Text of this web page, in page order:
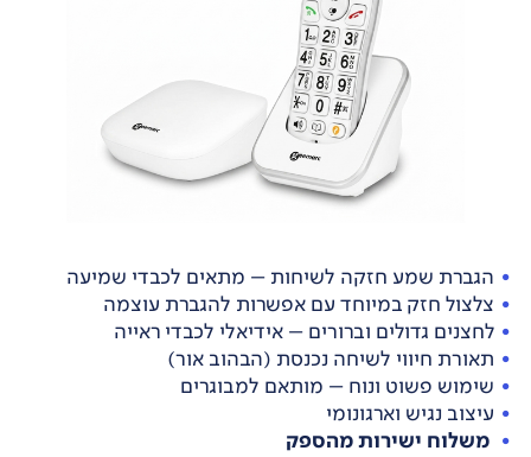
הגברת שמע חזקה לשיחות – מתאים לכבדי שמיעה
צלצול חזק במיוחד עם אפשרות להגברת עוצמה
לחצנים גדולים וברורים – אידיאלי לכבדי ראייה
תאורת חיווי לשיחה נכנסת (הבהוב אור)
שימוש פשוט ונוח – מותאם למבוגרים
עיצוב נגיש וארגונומי
משלוח ישירות מהספק